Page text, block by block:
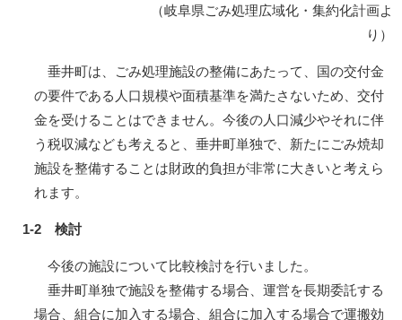
（岐阜県ごみ処理広域化・集約化計画よ
り）
垂井町は、ごみ処理施設の整備にあたって、国の交付金
の要件である人口規模や面積基準を満たさないため、交付
金を受けることはできません。今後の人口減少やそれに伴
う税収減なども考えると、垂井町単独で、新たにごみ焼却
施設を整備することは財政的負担が非常に大きいと考えら
れます。
1-2 検討
今後の施設について比較検討を行いました。
垂井町単独で施設を整備する場合、運営を長期委託する
場合、組合に加入する場合、組合に加入する場合で運搬効